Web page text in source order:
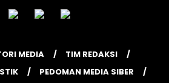
MEDIA
TIM REDAKSI
PEDOMAN MEDIA SIBER